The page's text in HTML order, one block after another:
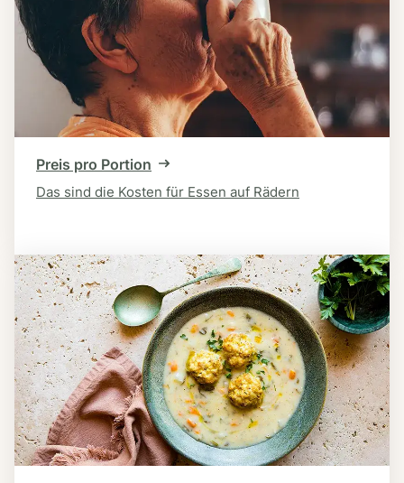
Preis pro Portion
Das sind die Kosten für Essen auf Rädern